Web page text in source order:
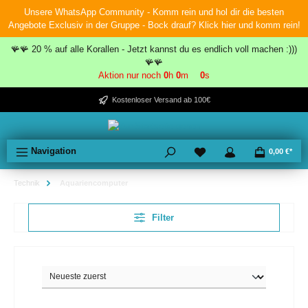
springen
Unsere WhatsApp Community - Komm rein und hol dir die besten
Angebote Exclusiv in der Gruppe - Bock drauf? Klick hier und komm rein!
🪸🪸 20 % auf alle Korallen - Jetzt kannst du es endlich voll machen :)))
🪸🪸
Aktion nur noch 0h 0m 0s
Kostenloser Versand ab 100€
Navigation 0,00 €*
Technik
Filter